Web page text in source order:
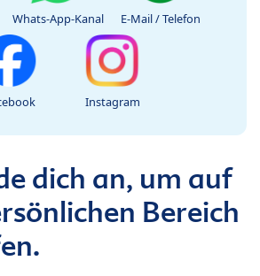
Whats-App-Kanal E-Mail / Telefon
Instagram
dich an, um auf
Bereich